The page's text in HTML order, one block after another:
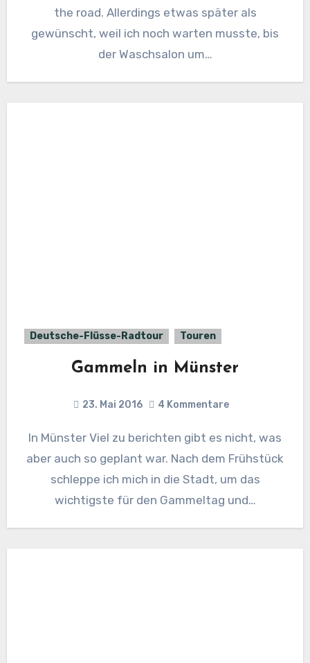
the road. Allerdings etwas später als
gewünscht, weil ich noch warten musste, bis
der Waschsalon um…
Deutsche-Flüsse-Radtour Touren
Gammeln in Münster
23. Mai 2016 4 Kommentare
In Münster Viel zu berichten gibt es nicht, was
aber auch so geplant war. Nach dem Frühstück
schleppe ich mich in die Stadt, um das
wichtigste für den Gammeltag und…